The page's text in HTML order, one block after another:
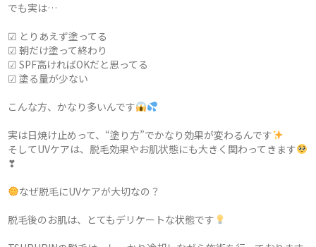
でも実は…
☑ とりあえず塗ってる
☑ 朝だけ塗って終わり
☑ SPF高ければOKだと思ってる
☑ 塗る量が少ない
こんな方、かなり多いんです
実は日焼け止めって、“塗り方”でかなり効果が変わるんです
そしてUVケアは、脱毛効果やお肌状態にも大きく関わってきます
❣
なぜ脱毛にUVケアが大切なの？
脱毛後のお肌は、とてもデリケートな状態です